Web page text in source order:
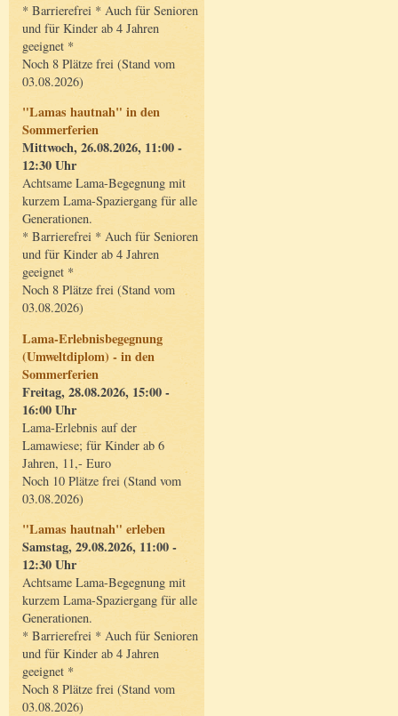
* Barrierefrei * Auch für Senioren
und für Kinder ab 4 Jahren
geeignet *
Noch 8 Plätze frei (Stand vom
03.08.2026)
"Lamas hautnah" in den
Sommerferien
Mittwoch, 26.08.2026, 11:00 -
12:30 Uhr
Achtsame Lama-Begegnung mit
kurzem Lama-Spaziergang für alle
Generationen.
* Barrierefrei * Auch für Senioren
und für Kinder ab 4 Jahren
geeignet *
Noch 8 Plätze frei (Stand vom
03.08.2026)
Lama-Erlebnisbegegnung
(Umweltdiplom) - in den
Sommerferien
Freitag, 28.08.2026, 15:00 -
16:00 Uhr
Lama-Erlebnis auf der
Lamawiese; für Kinder ab 6
Jahren, 11,- Euro
Noch 10 Plätze frei (Stand vom
03.08.2026)
"Lamas hautnah" erleben
Samstag, 29.08.2026, 11:00 -
12:30 Uhr
Achtsame Lama-Begegnung mit
kurzem Lama-Spaziergang für alle
Generationen.
* Barrierefrei * Auch für Senioren
und für Kinder ab 4 Jahren
geeignet *
Noch 8 Plätze frei (Stand vom
03.08.2026)